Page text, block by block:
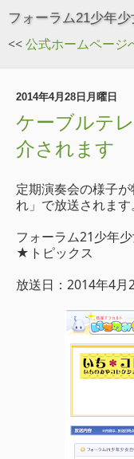
フォーラム21少年
<<公式ホームページ
2014年4月28日月曜日
ケーブルテ
介されます
定期演奏会の様子
れ」で放送されます。
フォーラム21少年
★トピックス
放送日：2014年4月